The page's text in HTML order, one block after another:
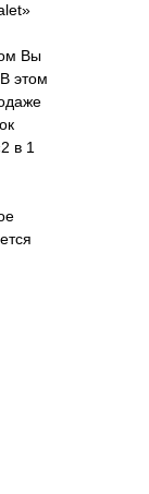
Вы
этом
в 1